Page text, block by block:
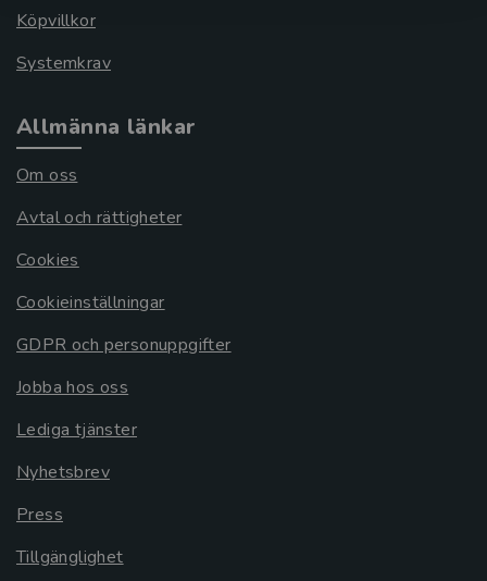
Köpvillkor
Systemkrav
Allmänna länkar
Om oss
Avtal och rättigheter
Cookies
Cookieinställningar
GDPR och personuppgifter
Jobba hos oss
Lediga tjänster
Nyhetsbrev
Press
Tillgänglighet